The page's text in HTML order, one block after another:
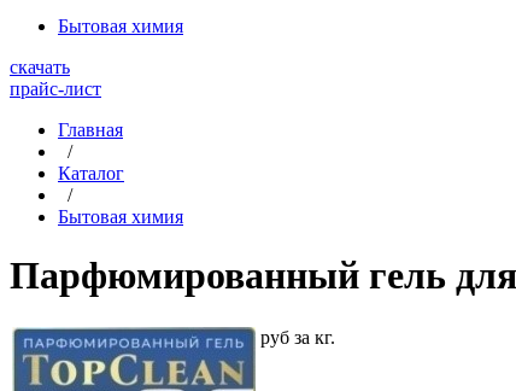
Бытовая химия
скачать
прайс-лист
Главная
/
Каталог
/
Бытовая химия
Парфюмированный гель
руб за кг.